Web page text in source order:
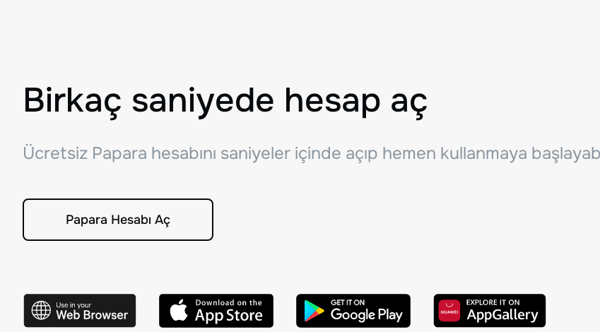
Birkaç saniyede hesap aç
Ücretsiz Papara hesabını saniyeler içinde açıp hemen kullanmaya
Papara Hesabı Aç